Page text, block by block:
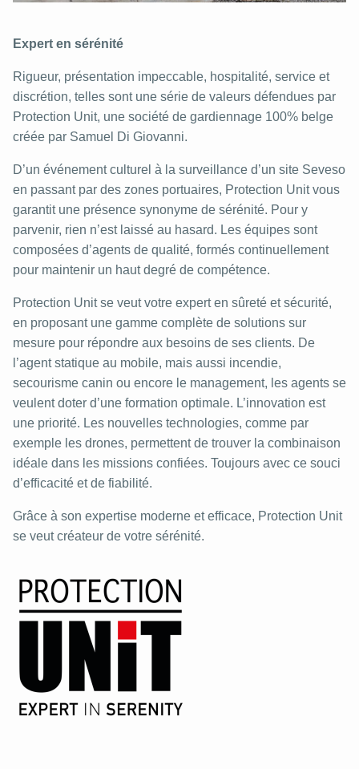
Expert en sérénité
Rigueur, présentation impeccable, hospitalité, service et
discrétion, telles sont une série de valeurs défendues par
Protection Unit, une société de gardiennage 100% belge
créée par Samuel Di Giovanni.
D’un événement culturel à la surveillance d’un site Seveso
en passant par des zones portuaires, Protection Unit vous
garantit une présence synonyme de sérénité. Pour y
parvenir, rien n’est laissé au hasard. Les équipes sont
composées d’agents de qualité, formés continuellement
pour maintenir un haut degré de compétence.
Protection Unit se veut votre expert en sûreté et sécurité,
en proposant une gamme complète de solutions sur
mesure pour répondre aux besoins de ses clients. De
l’agent statique au mobile, mais aussi incendie,
secourisme canin ou encore le management, les agents se
veulent doter d’une formation optimale. L’innovation est
une priorité. Les nouvelles technologies, comme par
exemple les drones, permettent de trouver la combinaison
idéale dans les missions confiées. Toujours avec ce souci
d’efficacité et de fiabilité.
Grâce à son expertise moderne et efficace, Protection Unit
se veut créateur de votre sérénité.